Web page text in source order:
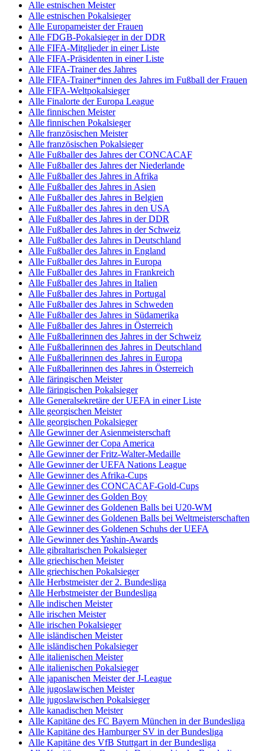
Alle estnischen Meister
Alle estnischen Pokalsieger
Alle Europameister der Frauen
Alle FDGB-Pokalsieger in der DDR
Alle FIFA-Mitglieder in einer Liste
Alle FIFA-Präsidenten in einer Liste
Alle FIFA-Trainer des Jahres
Alle FIFA-Trainer*innen des Jahres im Fußball der Frauen
Alle FIFA-Weltpokalsieger
Alle Finalorte der Europa League
Alle finnischen Meister
Alle finnischen Pokalsieger
Alle französischen Meister
Alle französischen Pokalsieger
Alle Fußballer des Jahres der CONCACAF
Alle Fußballer des Jahres der Niederlande
Alle Fußballer des Jahres in Afrika
Alle Fußballer des Jahres in Asien
Alle Fußballer des Jahres in Belgien
Alle Fußballer des Jahres in den USA
Alle Fußballer des Jahres in der DDR
Alle Fußballer des Jahres in der Schweiz
Alle Fußballer des Jahres in Deutschland
Alle Fußballer des Jahres in England
Alle Fußballer des Jahres in Europa
Alle Fußballer des Jahres in Frankreich
Alle Fußballer des Jahres in Italien
Alle Fußballer des Jahres in Portugal
Alle Fußballer des Jahres in Schweden
Alle Fußballer des Jahres in Südamerika
Alle Fußballer des Jahres in Österreich
Alle Fußballerinnen des Jahres in der Schweiz
Alle Fußballerinnen des Jahres in Deutschland
Alle Fußballerinnen des Jahres in Europa
Alle Fußballerinnen des Jahres in Österreich
Alle färingischen Meister
Alle färingischen Pokalsieger
Alle Generalsekretäre der UEFA in einer Liste
Alle georgischen Meister
Alle georgischen Pokalsieger
Alle Gewinner der Asienmeisterschaft
Alle Gewinner der Copa America
Alle Gewinner der Fritz-Walter-Medaille
Alle Gewinner der UEFA Nations League
Alle Gewinner des Afrika-Cups
Alle Gewinner des CONCACAF-Gold-Cups
Alle Gewinner des Golden Boy
Alle Gewinner des Goldenen Balls bei U20-WM
Alle Gewinner des Goldenen Balls bei Weltmeisterschaften
Alle Gewinner des Goldenen Schuhs der UEFA
Alle Gewinner des Yashin-Awards
Alle gibraltarischen Pokalsieger
Alle griechischen Meister
Alle griechischen Pokalsieger
Alle Herbstmeister der 2. Bundesliga
Alle Herbstmeister der Bundesliga
Alle indischen Meister
Alle irischen Meister
Alle irischen Pokalsieger
Alle isländischen Meister
Alle isländischen Pokalsieger
Alle italienischen Meister
Alle italienischen Pokalsieger
Alle japanischen Meister der J-League
Alle jugoslawischen Meister
Alle jugoslawischen Pokalsieger
Alle kanadischen Meister
Alle Kapitäne des FC Bayern München in der Bundesliga
Alle Kapitäne des Hamburger SV in der Bundesliga
Alle Kapitäne des VfB Stuttgart in der Bundesliga